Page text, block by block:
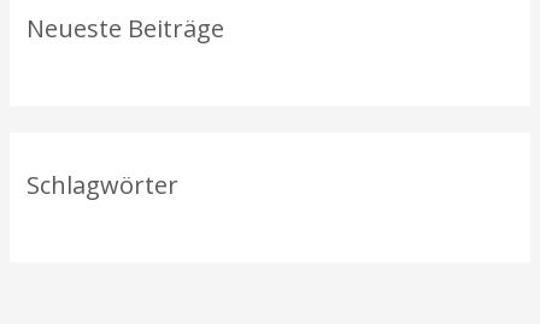
Neueste Beiträge
Schlagwörter